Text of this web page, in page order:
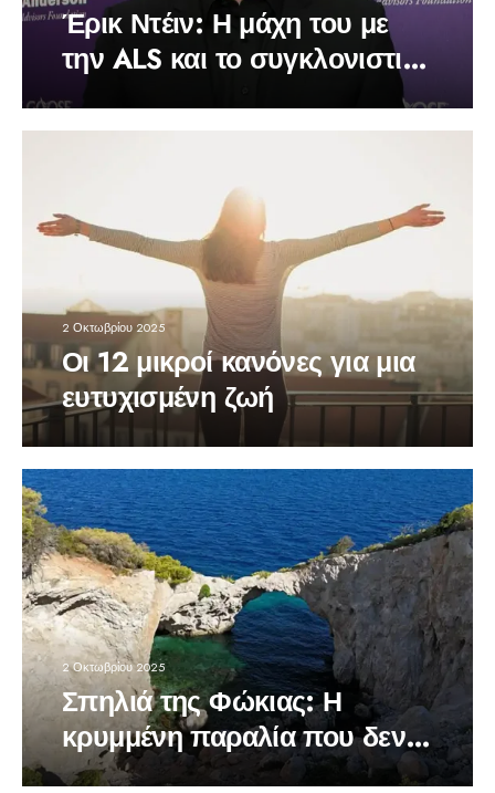
Έρικ Ντέιν: Η μάχη του με
την ALS και το συγκλονιστικό
του μήνυμα
2 Οκτωβρίου 2025
Οι 12 μικροί κανόνες για μια
ευτυχισμένη ζωή
2 Οκτωβρίου 2025
Σπηλιά της Φώκιας: Η
κρυμμένη παραλία που δεν
την βλέπει ποτέ ο ήλιος